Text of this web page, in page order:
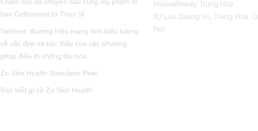
bào Cellcosmet từ Thụy Sĩ
Valmont, thương hiệu mang tính biểu tượng
về sắc đẹp và bậc thầy của các phương
pháp điều trị chống lão hóa
Zo Skin Health Stimulator Peel
Bạn biết gì về Zo Skin Health
MoanaBeauty Trung Hòa:
67 Lưu Quang Vũ, Trung Hòa,
Noi